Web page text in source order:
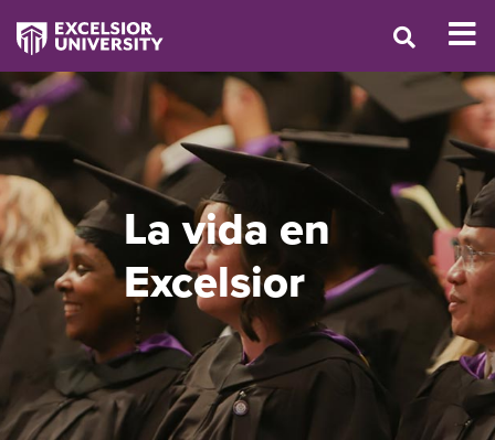
La vida en
Excelsior